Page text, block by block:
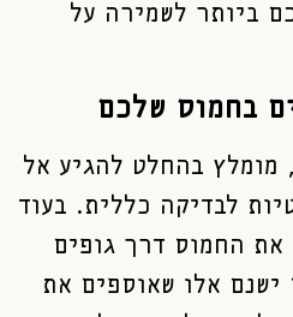
ביותר לשמירה על
בחמוס שלכם
מומלץ בהחלט להגיע אל
לבדיקה כללית. בעוד
את החמוס דרך גופים
ישנם אלו שאוספים את